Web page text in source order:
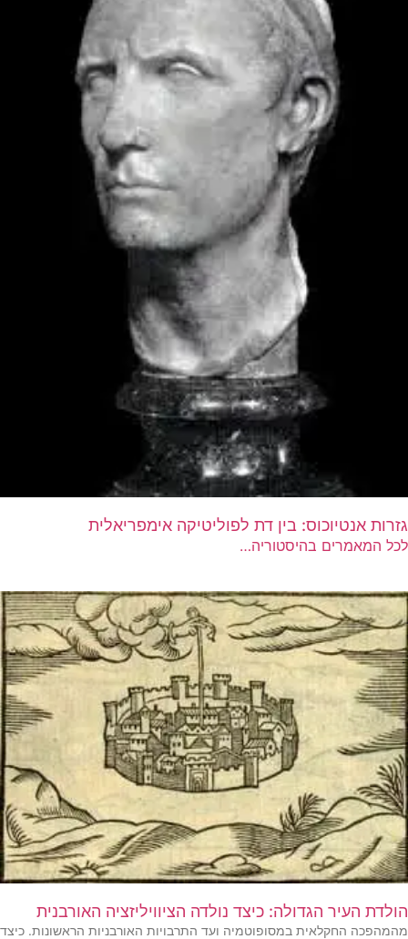
גזרות אנטיוכוס: בין דת לפוליטיקה אימפריאלית
לכל המאמרים בהיסטוריה…
הולדת העיר הגדולה: כיצד נולדה הציוויליזציה האורבנית
מהמהפכה החקלאית במסופוטמיה ועד התרבויות האורבניות הראשונות. כיצד